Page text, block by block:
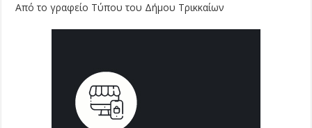
Από το γραφείο Τύπου του Δήμου Τρικκαίων